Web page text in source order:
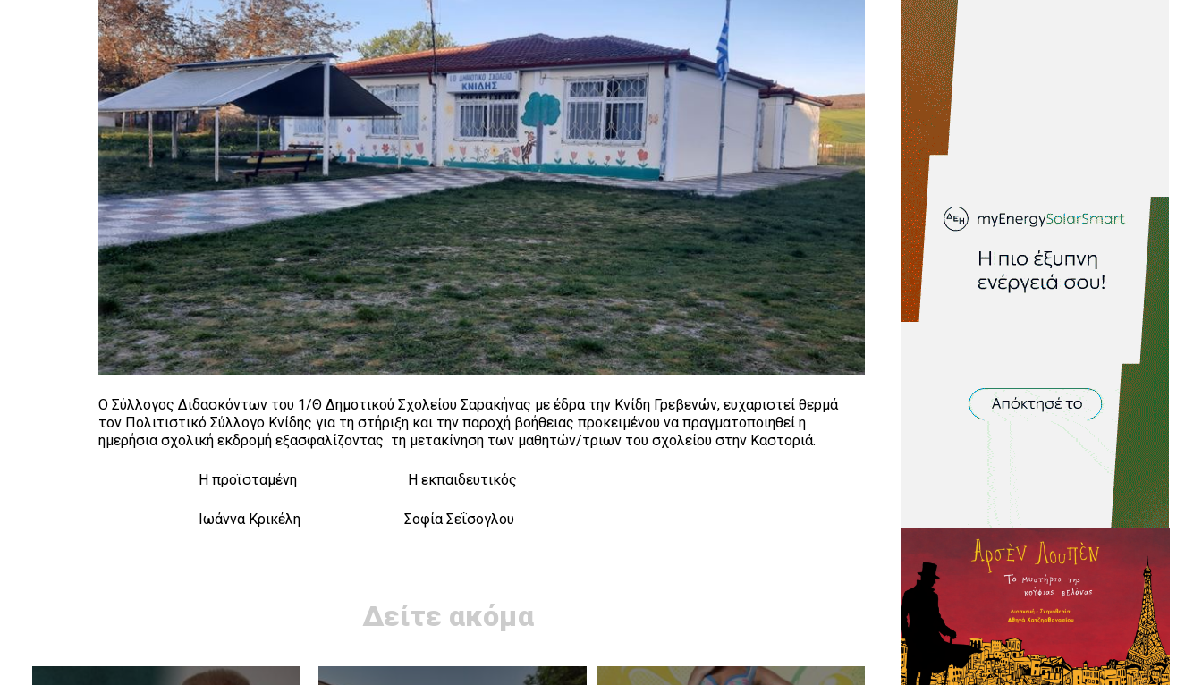
Ο Σύλλογος Διδασκόντων του 1/Θ Δημοτικού Σχολείου Σαρακήνας με έδρα την Κνίδη Γρεβενών, ευχαριστεί θερμά
τον Πολιτιστικό Σύλλογο Κνίδης για τη στήριξη και την παροχή βοήθειας προκειμένου να πραγματοποιηθεί η
ημερήσια σχολική εκδρομή εξασφαλίζοντας τη μετακίνηση των μαθητών/τριων του σχολείου στην Καστοριά.
Η προϊσταμένη Η εκπαιδευτικός
Ιωάννα Κρικέλη Σοφία Σεΐσογλου
Δείτε ακόμα